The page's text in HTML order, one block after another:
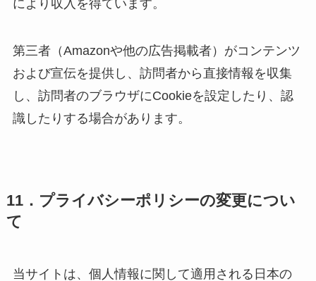
により収入を得ています。
第三者（Amazonや他の広告掲載者）がコンテンツ
および宣伝を提供し、訪問者から直接情報を収集
し、訪問者のブラウザにCookieを設定したり、認
識したりする場合があります。
11．プライバシーポリシーの変更につい
て
当サイトは、個人情報に関して適用される日本の